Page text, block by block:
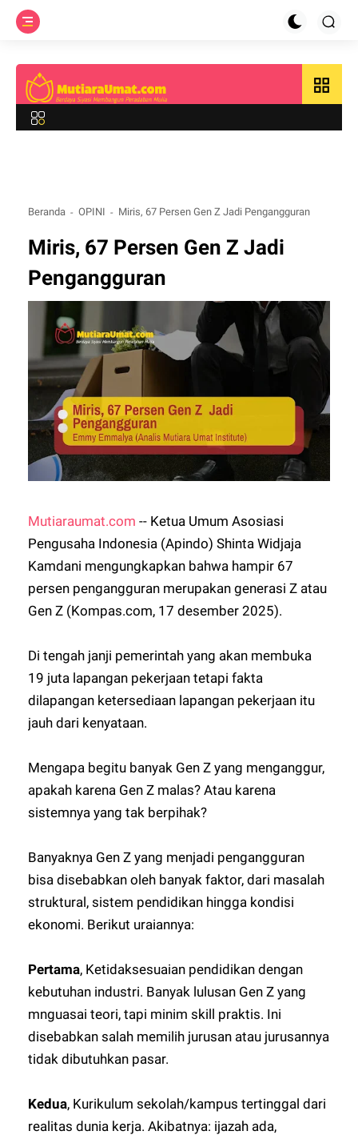
grid_view
Beranda OPINI Miris, 67 Persen Gen Z Jadi Pengangguran
Miris, 67 Persen Gen Z Jadi
Pengangguran
Mutiaraumat.com -- Ketua Umum Asosiasi
Pengusaha Indonesia (Apindo) Shinta Widjaja
Kamdani mengungkapkan bahwa hampir 67
persen pengangguran merupakan generasi Z atau
Gen Z (Kompas.com, 17 desember 2025).
Di tengah janji pemerintah yang akan membuka
19 juta lapangan pekerjaan tetapi fakta
dilapangan ketersediaan lapangan pekerjaan itu
jauh dari kenyataan.
Mengapa begitu banyak Gen Z yang menganggur,
apakah karena Gen Z malas? Atau karena
sistemnya yang tak berpihak?
Banyaknya Gen Z yang menjadi pengangguran
bisa disebabkan oleh banyak faktor, dari masalah
struktural, sistem pendidikan hingga kondisi
ekonomi. Berikut uraiannya:
Pertama, Ketidaksesuaian pendidikan dengan
kebutuhan industri. Banyak lulusan Gen Z yang
mnguasai teori, tapi minim skill praktis. Ini
disebabkan salah memilih jurusan atau jurusannya
tidak dibutuhkan pasar.
Kedua, Kurikulum sekolah/kampus tertinggal dari
realitas dunia kerja. Akibatnya: ijazah ada,